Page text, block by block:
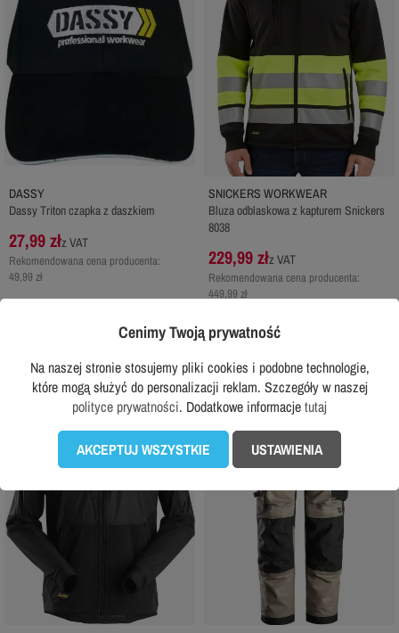
DASSY
Dassy Triton czapka z daszkiem
27,99 złz VAT
Rekomendowana cena producenta:
49,99 zł
DODAJ DO KOSZYKA
SNICKERS WORKWEAR
Bluza odblaskowa z kapturem Snickers
8038
229,99 złz VAT
Rekomendowana cena producenta:
449,99 zł
DODAJ DO KOSZYKA
favorite_border favorite_border
Cenimy Twoją prywatność
Na naszej stronie stosujemy pliki cookies i podobne technologie,
które mogą służyć do personalizacji reklam. Szczegóły w naszej
polityce prywatności. Dodatkowe informacjetutaj
AKCEPTUJ WSZYSTKIE USTAWIENIA